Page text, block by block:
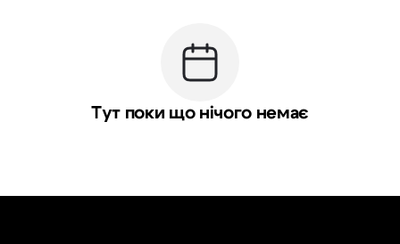
Тут поки що нічого немає